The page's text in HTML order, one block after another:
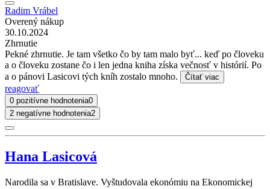
Radim Vrábel
Overený nákup
30.10.2024
Zhrnutie
Pekné zhrnutie. Je tam všetko čo by tam malo byť... keď po človeku
a o človeku zostane čo i len jedna kniha získa večnosť v histórií. Po
a o pánovi Lasicovi tých kníh zostalo mnoho.
Čítať viac
reagovať
0 pozitívne hodnotenia0
2 negatívne hodnotenia2
Hana Lasicová
Narodila sa v Bratislave. Vyštudovala ekonómiu na Ekonomickej